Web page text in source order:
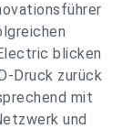
blicken
Druck zurück
mit
und